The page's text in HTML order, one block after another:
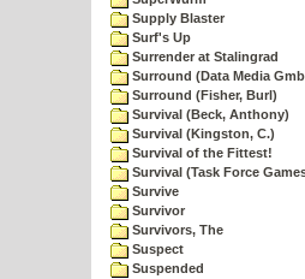
Supply Blaster
Surf's Up
Surrender at Stalingrad
Surround (Data Media
Surround (Fisher, Burl)
Survival (Beck, Anthony)
Survival (Kingston, C.)
Survival of the Fittest!
Survival (Task Force
Survive
Survivor
Survivors, The
Suspect
Suspended